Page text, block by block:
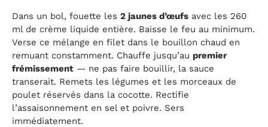
Dans un bol, fouette les 2 jaunes d’œufs avec les 260
ml de crème liquide entière. Baisse le feu au minimum.
Verse ce mélange en filet dans le bouillon chaud en
remuant constamment. Chauffe jusqu’au premier
frémissement — ne pas faire bouillir, la sauce
transerait. Remets les légumes et les morceaux de
poulet réservés dans la cocotte. Rectifie
l’assaisonnement en sel et poivre. Sers
immédiatement.